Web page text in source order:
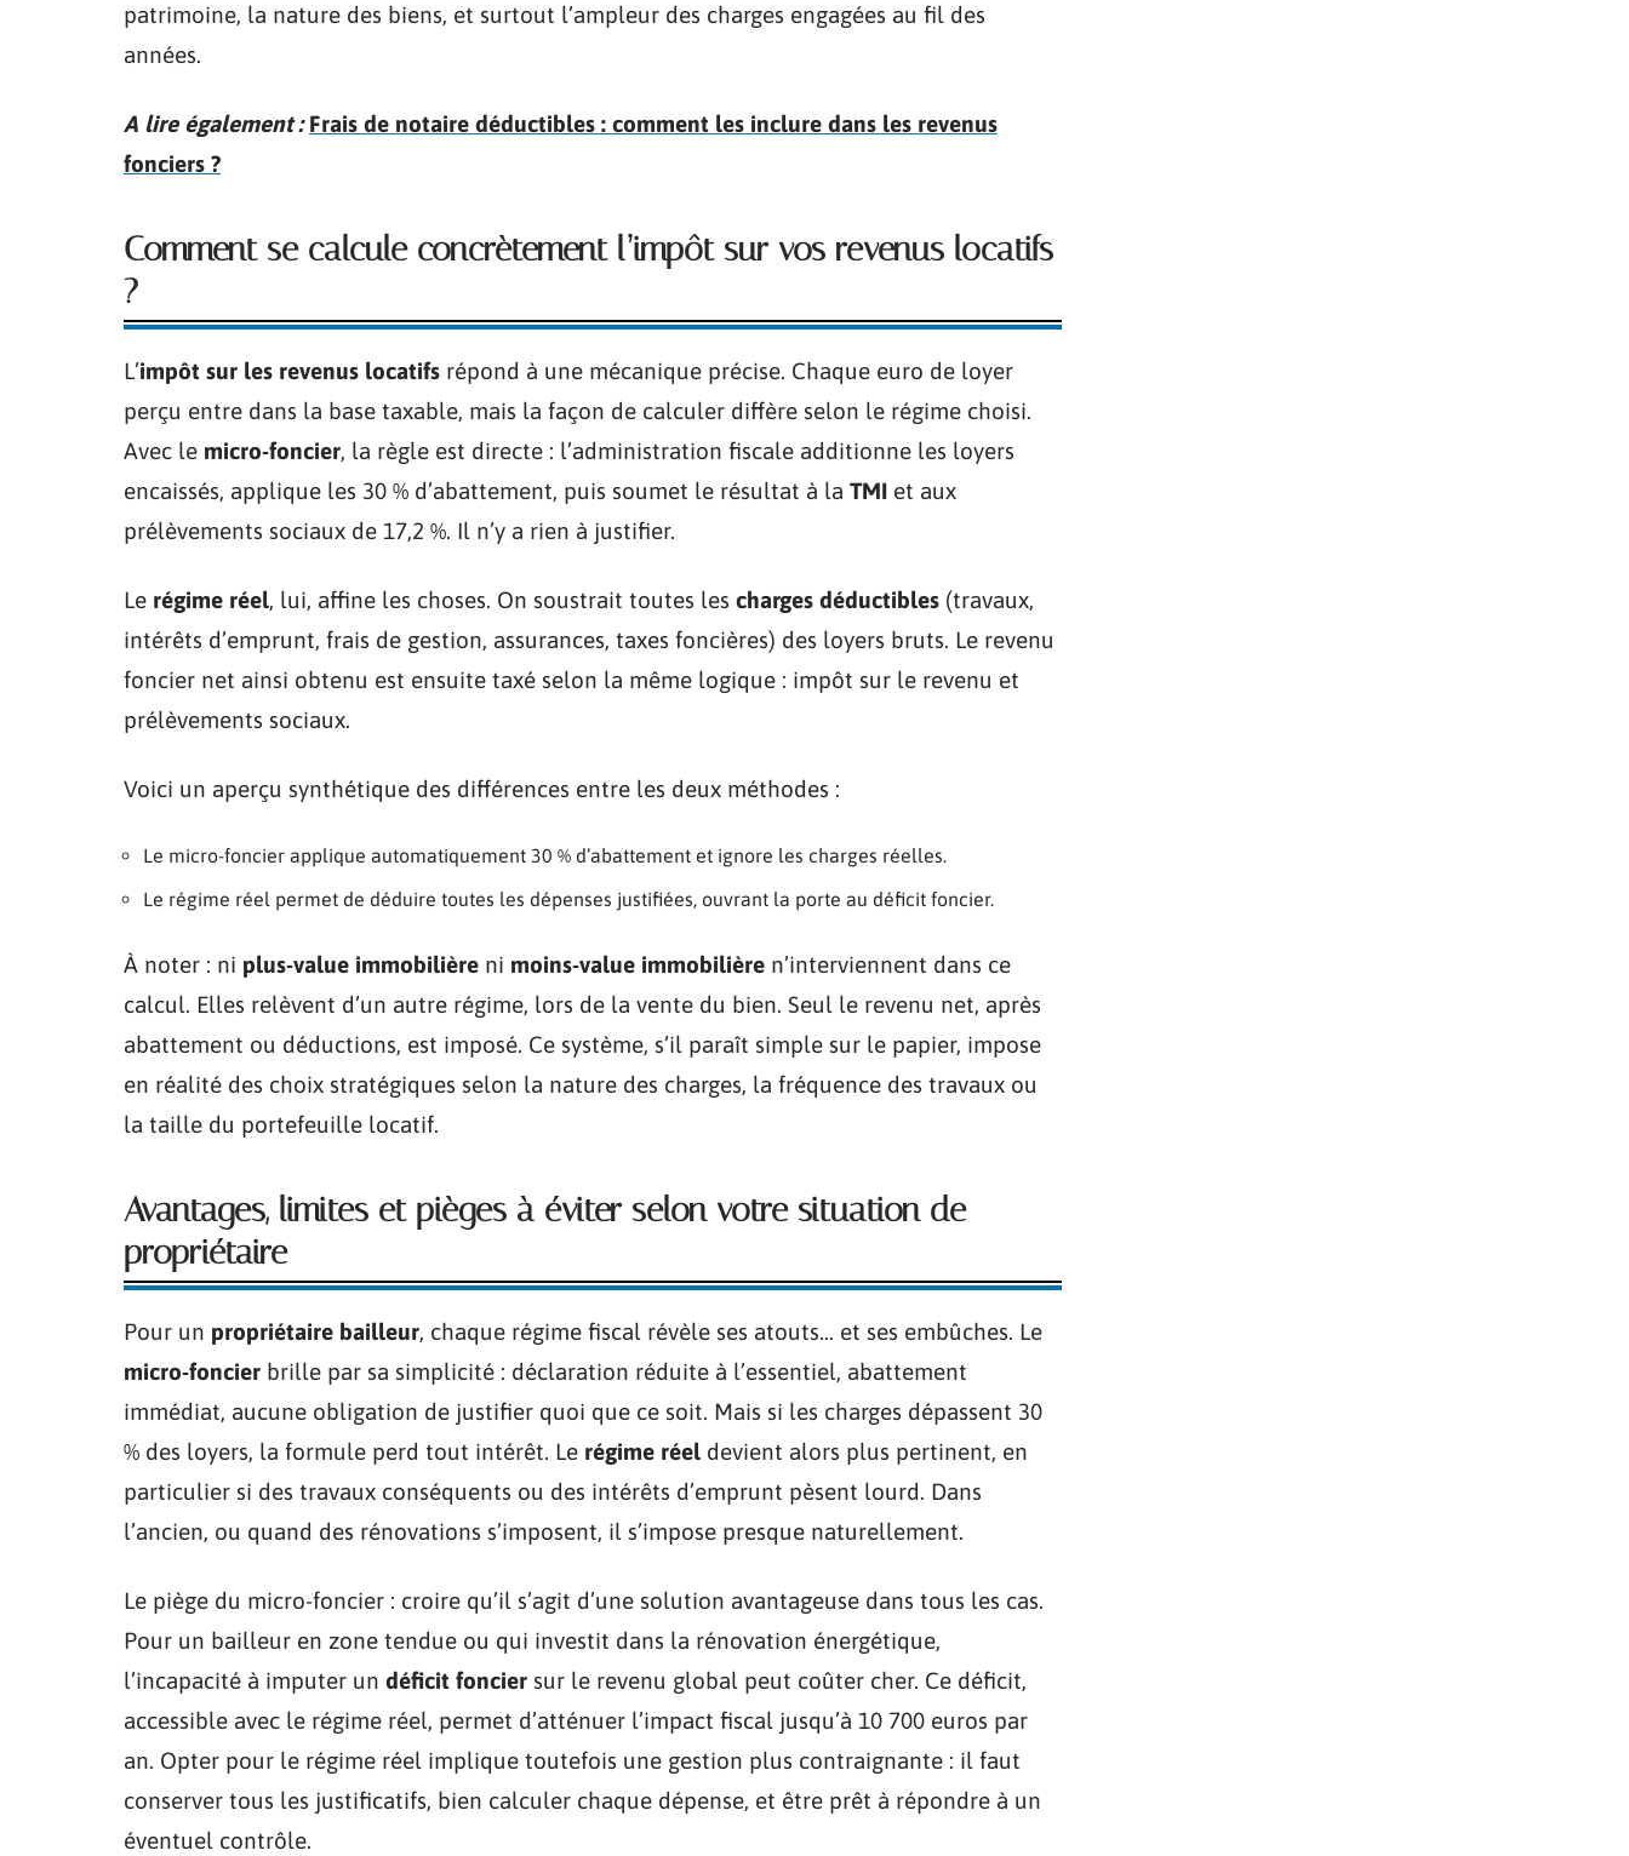
patrimoine, la nature des biens, et surtout l’ampleur des charges engagées au fil des
années.
A lire également : Frais de notaire déductibles : comment les inclure dans les revenus
fonciers ?
Comment se calcule concrètement l’impôt sur vos revenus locatifs
?
L’impôt sur les revenus locatifs répond à une mécanique précise. Chaque euro de loyer
perçu entre dans la base taxable, mais la façon de calculer diffère selon le régime choisi.
Avec le micro-foncier, la règle est directe : l’administration fiscale additionne les loyers
encaissés, applique les 30 % d’abattement, puis soumet le résultat à la TMI et aux
prélèvements sociaux de 17,2 %. Il n’y a rien à justifier.
Le régime réel, lui, affine les choses. On soustrait toutes les charges déductibles (travaux,
intérêts d’emprunt, frais de gestion, assurances, taxes foncières) des loyers bruts. Le revenu
foncier net ainsi obtenu est ensuite taxé selon la même logique : impôt sur le revenu et
prélèvements sociaux.
Voici un aperçu synthétique des différences entre les deux méthodes :
Le micro-foncier applique automatiquement 30 % d’abattement et ignore les charges réelles.
Le régime réel permet de déduire toutes les dépenses justifiées, ouvrant la porte au déficit foncier.
À noter : ni plus-value immobilière ni moins-value immobilière n’interviennent dans ce
calcul. Elles relèvent d’un autre régime, lors de la vente du bien. Seul le revenu net, après
abattement ou déductions, est imposé. Ce système, s’il paraît simple sur le papier, impose
en réalité des choix stratégiques selon la nature des charges, la fréquence des travaux ou
la taille du portefeuille locatif.
Avantages, limites et pièges à éviter selon votre situation de
propriétaire
Pour un propriétaire bailleur, chaque régime fiscal révèle ses atouts… et ses embûches. Le
micro-foncier brille par sa simplicité : déclaration réduite à l’essentiel, abattement
immédiat, aucune obligation de justifier quoi que ce soit. Mais si les charges dépassent 30
% des loyers, la formule perd tout intérêt. Le régime réel devient alors plus pertinent, en
particulier si des travaux conséquents ou des intérêts d’emprunt pèsent lourd. Dans
l’ancien, ou quand des rénovations s’imposent, il s’impose presque naturellement.
Le piège du micro-foncier : croire qu’il s’agit d’une solution avantageuse dans tous les cas.
Pour un bailleur en zone tendue ou qui investit dans la rénovation énergétique,
l’incapacité à imputer un déficit foncier sur le revenu global peut coûter cher. Ce déficit,
accessible avec le régime réel, permet d’atténuer l’impact fiscal jusqu’à 10 700 euros par
an. Opter pour le régime réel implique toutefois une gestion plus contraignante : il faut
conserver tous les justificatifs, bien calculer chaque dépense, et être prêt à répondre à un
éventuel contrôle.